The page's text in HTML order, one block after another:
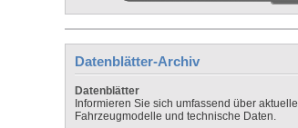
Datenblätter-Archiv
Datenblätter
Informieren Sie sich umfassend über aktuelle
Fahrzeugmodelle und technische Daten.